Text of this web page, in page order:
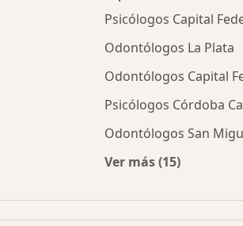
Psicólogos Capital
Odontólogos La Plata
Odontólogos Capital
Psicólogos Córdoba
Odontólogos San
Ver más (15)